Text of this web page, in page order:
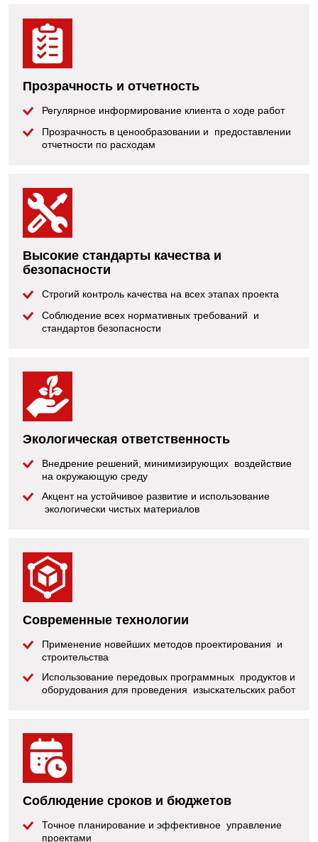
Прозрачность и отчетность
Регулярное информирование клиента о ходе работ
Прозрачность в ценообразовании и предоставлении
отчетности по расходам
Высокие стандарты качества и
безопасности
Строгий контроль качества на всех этапах проекта
Соблюдение всех нормативных требований и
стандартов безопасности
Экологическая ответственность
Внедрение решений, минимизирующих воздействие
на окружающую среду
Акцент на устойчивое развитие и использование
экологически чистых материалов
Современные технологии
Применение новейших методов проектирования и
строительства
Использование передовых программных продуктов и
оборудования для проведения изыскательских работ
Соблюдение сроков и бюджетов
Точное планирование и эффективное управление
проектами